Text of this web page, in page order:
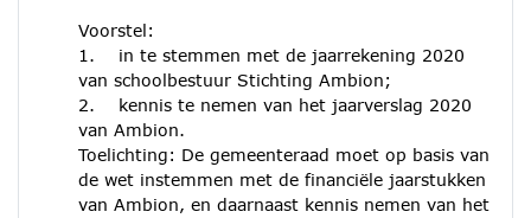
Voorstel:
1. in te stemmen met de jaarrekening 2020
van schoolbestuur Stichting Ambion;
2. kennis te nemen van het jaarverslag 2020
van Ambion.
Toelichting: De gemeenteraad moet op basis van
de wet instemmen met de financiële jaarstukken
van Ambion, en daarnaast kennis nemen van het